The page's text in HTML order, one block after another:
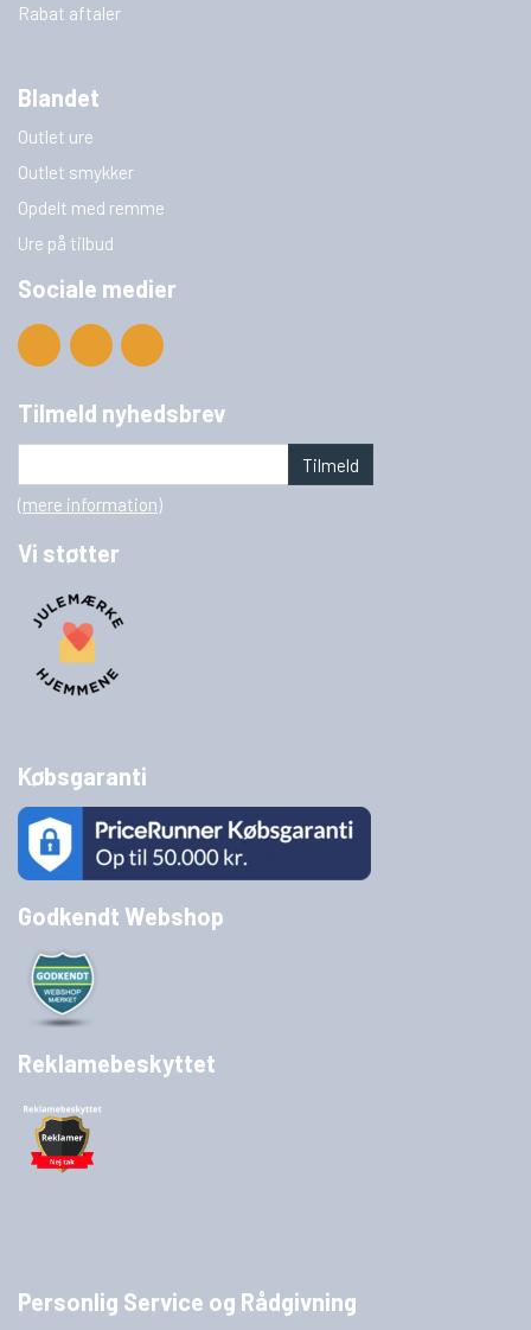
Rabat aftaler
Blandet
Outlet ure
Outlet smykker
Opdelt med remme
Ure på tilbud
Sociale medier
Tilmeld nyhedsbrev
Tilmeld
(mere information)
Vi støtter
Købsgaranti
Godkendt Webshop
Reklamebeskyttet
Personlig Service og Rådgivning